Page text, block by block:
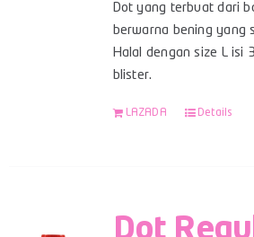
Dot yang terbuat dari
berwarna bening yang
Halal dengan size L isi
blister.
LAZADA Details
Dot